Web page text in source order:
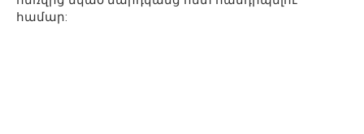
համար: